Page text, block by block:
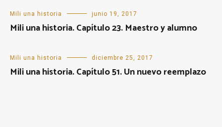
Mili una historia junio 19, 2017
Mili una historia. Capítulo 23. Maestro y alumno
Mili una historia diciembre 25, 2017
Mili una historia. Capítulo 51. Un nuevo reemplazo